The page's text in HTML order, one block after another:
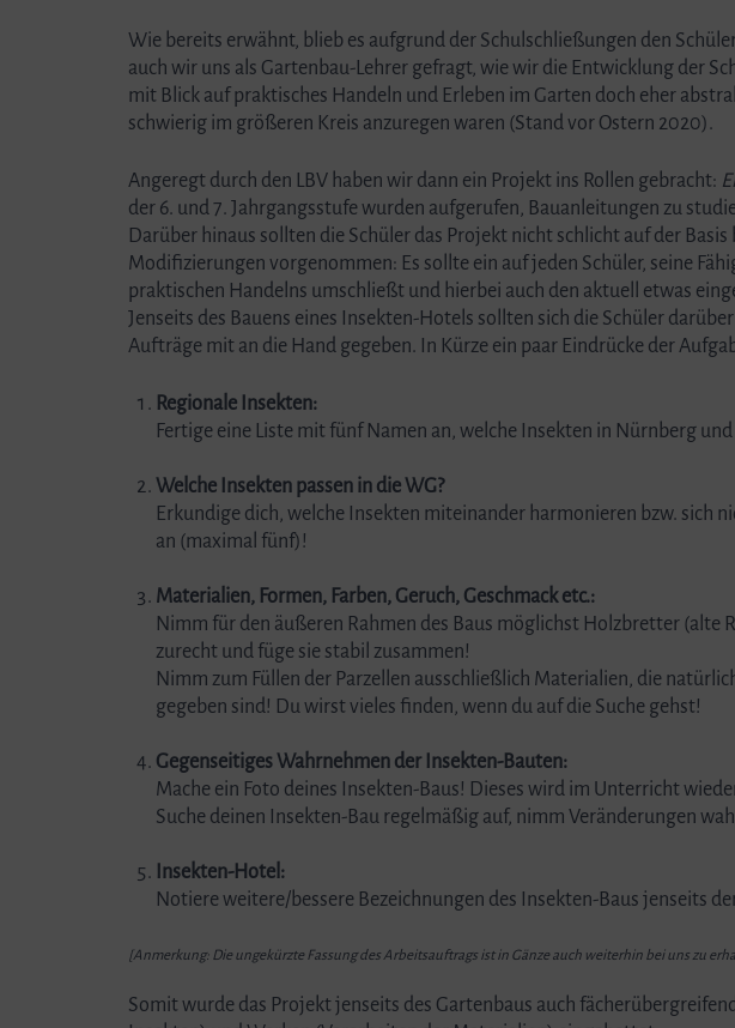
Wie bereits erwähnt, blieb es aufgrund der Schulschließungen den
auch wir uns als Gartenbau-Lehrer gefragt, wie wir die Entwicklung der
mit Blick auf praktisches Handeln und Erleben im Garten doch eher
schwierig im größeren Kreis anzuregen waren (Stand vor Ostern 2020).
Angeregt durch den LBV haben wir dann ein Projekt ins Rollen gebracht:
der 6. und 7. Jahrgangsstufe wurden aufgerufen, Bauanleitungen zu
Darüber hinaus sollten die Schüler das Projekt nicht schlicht auf der
Modifizierungen vorgenommen: Es sollte ein auf jeden Schüler, seine
praktischen Handelns umschließt und hierbei auch den aktuell etwas
Jenseits des Bauens eines Insekten-Hotels sollten sich die Schüler
Aufträge mit an die Hand gegeben. In Kürze ein paar Eindrücke der
Regionale Insekten:
Fertige eine Liste mit fünf Namen an, welche Insekten in Nürnberg
Welche Insekten passen in die WG?
Erkundige dich, welche Insekten miteinander harmonieren bzw. sich
an (maximal fünf)!
Materialien, Formen, Farben, Geruch, Geschmack etc.:
Nimm für den äußeren Rahmen des Baus möglichst Holzbretter (alte
zurecht und füge sie stabil zusammen!
Nimm zum Füllen der Parzellen ausschließlich Materialien, die
gegeben sind! Du wirst vieles finden, wenn du auf die Suche gehst!
Gegenseitiges Wahrnehmen der Insekten-Bauten:
Mache ein Foto deines Insekten-Baus! Dieses wird im Unterricht
Suche deinen Insekten-Bau regelmäßig auf, nimm Veränderungen
Insekten-Hotel:
Notiere weitere/bessere Bezeichnungen des Insekten-Baus jenseits
[Anmerkung: Die ungekürzte Fassung des Arbeitsauftrags ist in Gänze auch weiterhin bei uns zu
Somit wurde das Projekt jenseits des Gartenbaus auch